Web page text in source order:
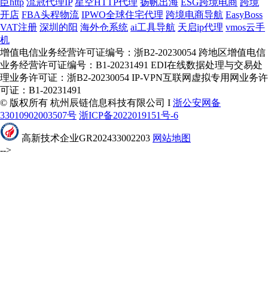
臣http 流冠代理IP 星空HTTP代理 扬帆出海 ESG跨境电商 跨境
开店 FBA头程物流 IPWO全球住宅代理 跨境电商导航 EasyBoss
VAT注册 深圳的阳 海外仓系统 ai工具导航 天启ip代理 vmos云手
机
增值电信业务经营许可证编号：浙B2-20230054 跨地区增值电信
业务经营许可证编号：B1-20231491 EDI在线数据处理与交易处
理业务许可证：浙B2-20230054 IP-VPN互联网虚拟专用网业务许
可证：B1-20231491
© 版权所有 杭州辰链信息科技有限公司 I 浙公安网备
33010902003507号 浙ICP备2022019151号-6
高新技术企业GR202433002203 网站地图
-->